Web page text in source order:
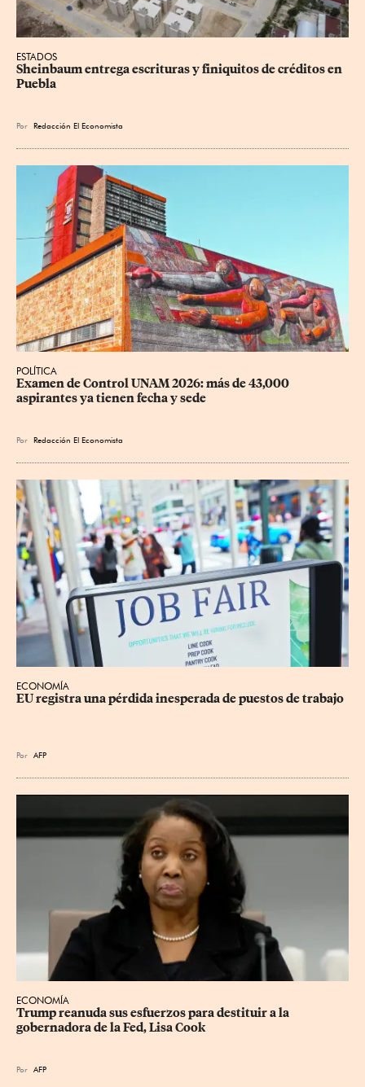
ESTADOS
Sheinbaum entrega escrituras y finiquitos de créditos en
Puebla
Por Redacción El Economista
POLÍTICA
Examen de Control UNAM 2026: más de 43,000
aspirantes ya tienen fecha y sede
Por Redacción El Economista
ECONOMÍA
EU registra una pérdida inesperada de puestos de trabajo
Por AFP
ECONOMÍA
Trump reanuda sus esfuerzos para destituir a la
gobernadora de la Fed, Lisa Cook
Por AFP